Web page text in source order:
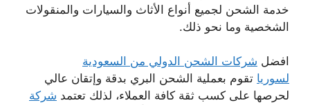
خدمة الشحن لجميع أنواع الأثاث والسيارات والمنقولات
الشخصية وما نحو ذلك.
افضل شركات الشحن الدولي من السعودية
لسوريا تقوم بعملية الشحن البري بدقة وإتقان عالي
لحرصها على كسب ثقة كافة العملاء، لذلك تعتمد شركة